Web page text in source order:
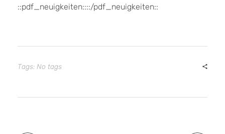
::pdf_neuigkeiten::::/pdf_neuigkeiten::
Tags: No tags